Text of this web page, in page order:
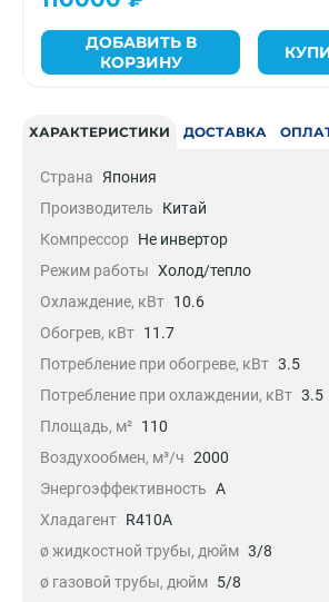
ДОБАВИТЬ В
КОРЗИНУ
ХАРАКТЕРИСТИКИ ДОСТАВКА
Страна
Япония
Производитель
Китай
Компрессор
Не инвертор
Режим работы Холод/тепло
Охлаждение, кВт 10.6
Обогрев, кВт 11.7
Потребление при обогреве, кВт 3.5
Потребление при охлаждении, кВт 3.5
Площадь, м² 110
Воздухообмен, м³/ч 2000
Энергоэффективность A
Хладагент R410A
ø жидкостной трубы, дюйм 3/8
ø газовой трубы, дюйм 5/8